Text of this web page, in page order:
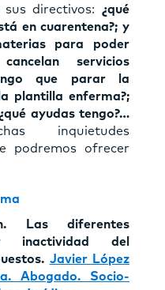
directivos: ¿qué
en cuarentena?; y
para poder
servicios
que parar la
plantilla enferma?;
ayudas tengo?…
inquietudes
podremos ofrecer
Las diferentes
inactividad del
Javier López
Abogado. Socio-